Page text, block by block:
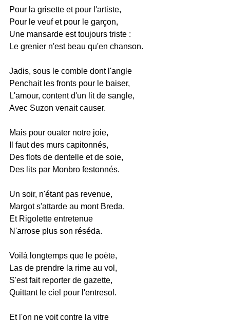
Pour la grisette et pour l'artiste,
Pour le veuf et pour le garçon,
Une mansarde est toujours triste :
Le grenier n'est beau qu'en chanson.
Jadis, sous le comble dont l'angle
Penchait les fronts pour le baiser,
L'amour, content d'un lit de sangle,
Avec Suzon venait causer.
Mais pour ouater notre joie,
Il faut des murs capitonnés,
Des flots de dentelle et de soie,
Des lits par Monbro festonnés.
Un soir, n'étant pas revenue,
Margot s'attarde au mont Breda,
Et Rigolette entretenue
N'arrose plus son réséda.
Voilà longtemps que le poète,
Las de prendre la rime au vol,
S'est fait reporter de gazette,
Quittant le ciel pour l'entresol.
Et l'on ne voit contre la vitre